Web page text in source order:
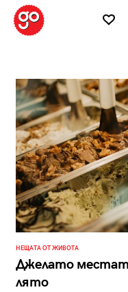
НЕЩАТА ОТ ЖИВОТА
Джелато
лято